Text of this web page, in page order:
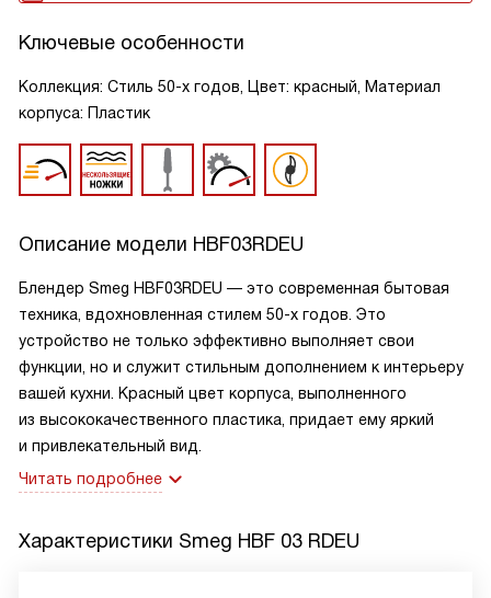
Ключевые особенности
Коллекция: Стиль 50-х годов, Цвет: красный, Материал
корпуса: Пластик
Описание модели HBF03RDEU
Блендер Smeg HBF03RDEU — это современная бытовая
техника, вдохновленная стилем 50-х годов. Это
устройство не только эффективно выполняет свои
функции, но и служит стильным дополнением к интерьеру
вашей кухни. Красный цвет корпуса, выполненного
из высококачественного пластика, придает ему яркий
и привлекательный вид.
Читать подробнее
Характеристики Smeg HBF 03 RDEU